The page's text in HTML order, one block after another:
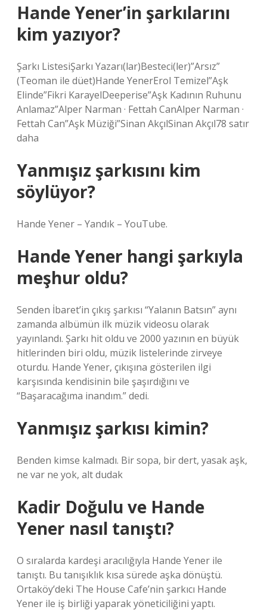
Hande Yener’in şarkılarını
kim yazıyor?
Şarkı ListesiŞarkı Yazarı(lar)Besteci(ler)”Arsız”
(Teoman ile düet)Hande YenerErol Temizel”Aşk
Elinde”Fikri KarayelDeeperise”Aşk Kadının Ruhunu
Anlamaz”Alper Narman · Fettah CanAlper Narman ·
Fettah Can”Aşk Müziği”Sinan AkçılSinan Akçıl78 satır
daha
Yanmışız şarkısını kim
söylüyor?
Hande Yener – Yandık – YouTube.
Hande Yener hangi şarkıyla
meşhur oldu?
Senden İbaret’in çıkış şarkısı “Yalanın Batsın” aynı
zamanda albümün ilk müzik videosu olarak
yayınlandı. Şarkı hit oldu ve 2000 yazının en büyük
hitlerinden biri oldu, müzik listelerinde zirveye
oturdu. Hande Yener, çıkışına gösterilen ilgi
karşısında kendisinin bile şaşırdığını ve
“Başaracağıma inandım.” dedi.
Yanmışız şarkısı kimin?
Benden kimse kalmadı. Bir sopa, bir dert, yasak aşk,
ne var ne yok, alt dudak
Kadir Doğulu ve Hande
Yener nasıl tanıştı?
O sıralarda kardeşi aracılığıyla Hande Yener ile
tanıştı. Bu tanışıklık kısa sürede aşka dönüştü.
Ortaköy’deki The House Cafe’nin şarkıcı Hande
Yener ile iş birliği yaparak yöneticiliğini yaptı.